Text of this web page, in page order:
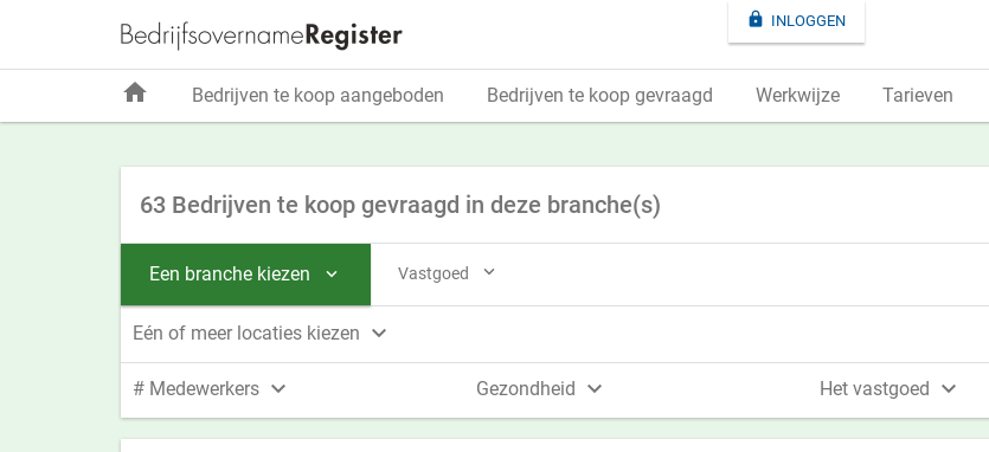
63 Bedrijven te koop gevraagd in deze branche(s)
Een branche kiezen  Vastgoed 
Eén of meer locaties kiezen 
# Medewerkers  Gezondheid  Het vastgoed 
 INLOGGEN
home Bedrijven te koop aangeboden Bedrijven te koop gevraagd Werkwijze Tarieven